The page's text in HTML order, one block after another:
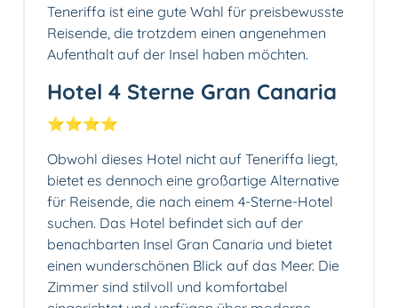
Teneriffa ist eine gute Wahl für preisbewusste
Reisende, die trotzdem einen angenehmen
Aufenthalt auf der Insel haben möchten.
Hotel 4 Sterne Gran Canaria
⭐️⭐️⭐️⭐️
Obwohl dieses Hotel nicht auf Teneriffa liegt,
bietet es dennoch eine großartige Alternative
für Reisende, die nach einem 4-Sterne-Hotel
suchen. Das Hotel befindet sich auf der
benachbarten Insel Gran Canaria und bietet
einen wunderschönen Blick auf das Meer. Die
Zimmer sind stilvoll und komfortabel